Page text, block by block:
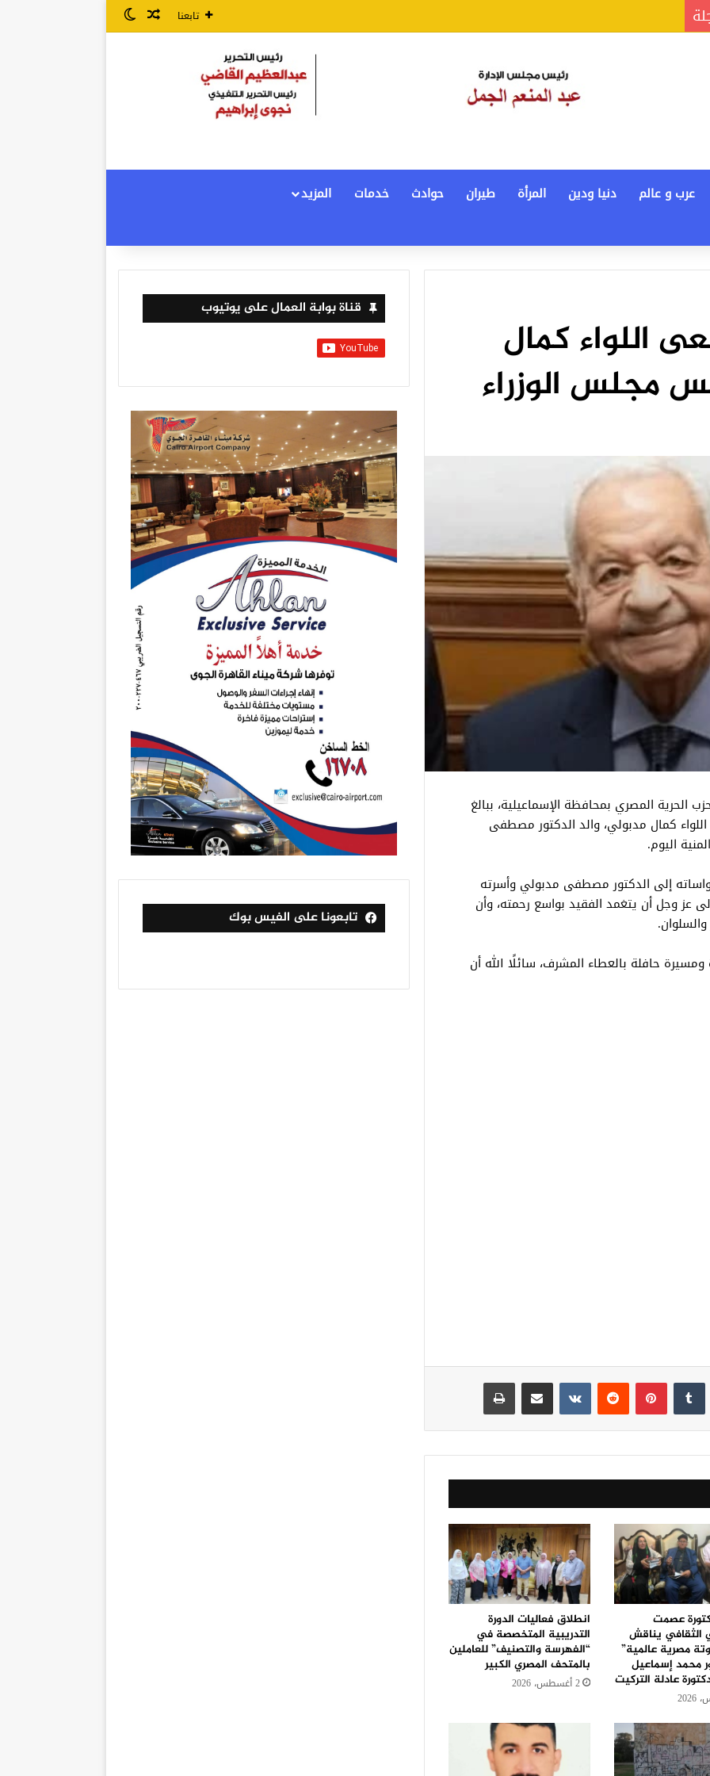
تابعنا مقال عشوائي
الوضع المظلم
عرب و عالم دنيا ودين المرأة طيران حوادث خدمات
المزيد
اللواء كمال
مجلس الوزراء
المصري بمحافظة الإسماعيلية، ببالغ
كمال مدبولي، والد الدكتور مصطفى
اليوم.
إلى الدكتور مصطفى مدبولي وأسرته
عز وجل أن يتغمد الفقيد بواسع رحمته، وأن
حافلة بالعطاء المشرف، سائلًا الله أن
لينكدإن بينتيريست
عصمت
الثقافي يناقش
مصرية عالمية”
محمد إسماعيل
عادلة التركيت
انطلاق فعاليات الدورة
التدريبية المتخصصة في
“الفهرسة والتصنيف” للعاملين
بالمتحف المصري الكبير
2 أغسطس، 2026
قناة بوابة العمال على يوتيوب
تابعونا على الفيس بوك